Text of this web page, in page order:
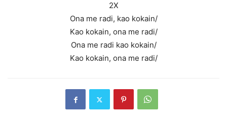
2X
Ona me radi, kao kokain/
Kao kokain, ona me radi/
Ona me radi kao kokain/
Kao kokain, ona me radi/